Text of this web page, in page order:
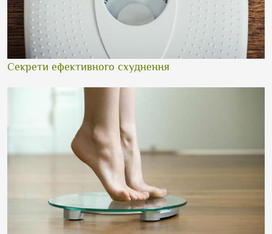
Секрети ефективного схуднення